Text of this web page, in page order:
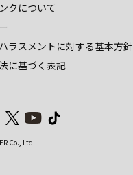
クについて
ラスメントに対する基本方針
に基づく表記
Co., Ltd.